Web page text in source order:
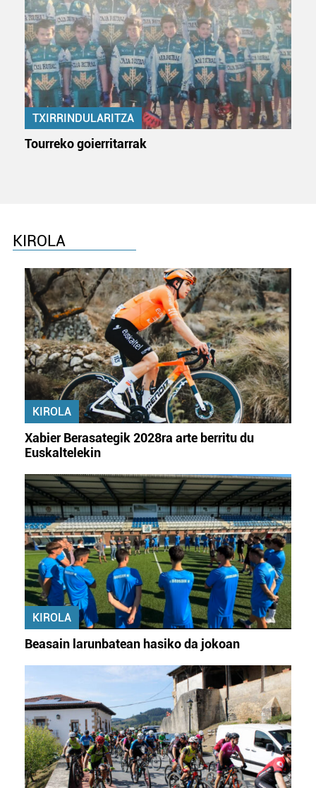
TXIRRINDULARITZA
Tourreko goierritarrak
KIROLA
KIROLA
Xabier Berasategik 2028ra arte berritu du
Euskaltelekin
KIROLA
Beasain larunbatean hasiko da jokoan